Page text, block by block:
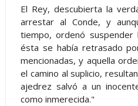
El Rey, descubierta la
arrestar al Conde, y
tiempo, ordenó suspender
ésta se había retrasado
mencionadas, y aquella
el camino al suplicio,
ajedrez salvó a un
como inmerecida."